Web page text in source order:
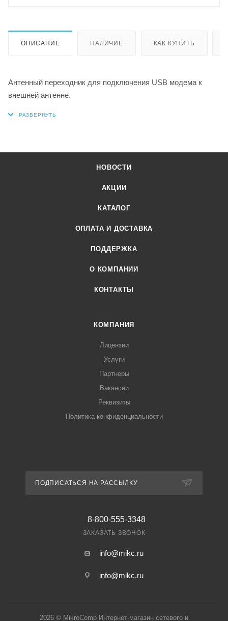
ОПИСАНИЕ НАЛИЧИЕ КАК КУПИТЬ
Антенный переходник для подключения USB модема к
внешней антенне.
НОВОСТИ
АКЦИИ
КАТАЛОГ
ОПЛАТА И ДОСТАВКА
ПОДДЕРЖКА
О КОМПАНИИ
КОНТАКТЫ
КОМПАНИЯ
Лицензии
Услуги
Партнеры
Вакансии
Реквизиты
Политика конфиденциальности
ПОДПИСАТЬСЯ НА РАССЫЛКУ
8-800-555-3348
ЗАКАЗАТЬ ЗВОНОК
info@mikc.ru
info@mikc.ru
2026 © MikroComp Интернет-магазин сетевого и